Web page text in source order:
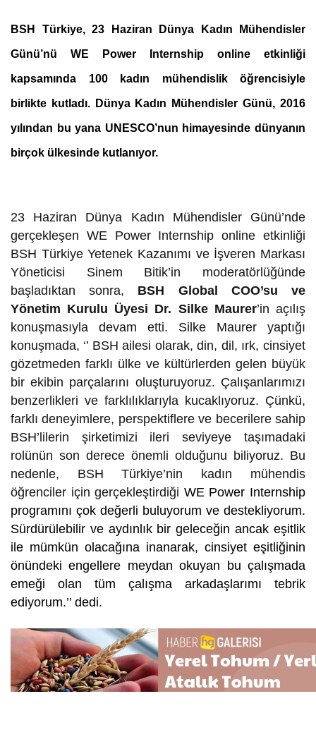
BSH Türkiye, 23 Haziran Dünya Kadın Mühendisler
Günü’nü WE Power Internship online etkinliği
kapsamında 100 kadın mühendislik öğrencisiyle
birlikte kutladı. Dünya Kadın Mühendisler Günü, 2016
yılından bu yana UNESCO’nun himayesinde dünyanın
birçok ülkesinde kutlanıyor.
23 Haziran Dünya Kadın Mühendisler Günü’nde
gerçekleşen WE Power Internship online etkinliği
BSH Türkiye Yetenek Kazanımı ve İşveren Markası
Yöneticisi Sinem Bitik’in moderatörlüğünde
başladıktan sonra, BSH Global COO’su ve
Yönetim Kurulu Üyesi Dr. Silke Maurer’in açılış
konuşmasıyla devam etti. Silke Maurer yaptığı
konuşmada, ‘’ BSH ailesi olarak, din, dil, ırk, cinsiyet
gözetmeden farklı ülke ve kültürlerden gelen büyük
bir ekibin parçalarını oluşturuyoruz. Çalışanlarımızı
benzerlikleri ve farklılıklarıyla kucaklıyoruz. Çünkü,
farklı deneyimlere, perspektiflere ve becerilere sahip
BSH’lilerin şirketimizi ileri seviyeye taşımadaki
rolünün son derece önemli olduğunu biliyoruz. Bu
nedenle, BSH Türkiye’nin kadın mühendis
öğrenciler için gerçekleştirdiği WE Power Internship
programını çok değerli buluyorum ve destekliyorum.
Sürdürülebilir ve aydınlık bir geleceğin ancak eşitlik
ile mümkün olacağına inanarak, cinsiyet eşitliğinin
önündeki engellere meydan okuyan bu çalışmada
emeği olan tüm çalışma arkadaşlarımı tebrik
ediyorum.’’ dedi.